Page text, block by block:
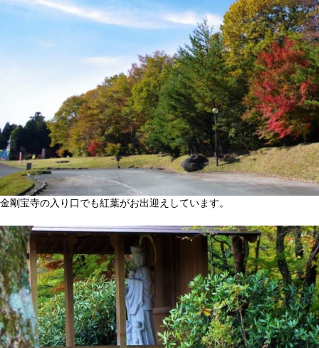
金剛宝寺の入り口でも紅葉がお出迎えしています。